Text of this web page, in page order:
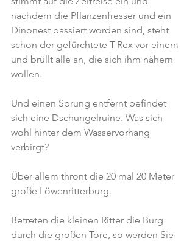
nachdem die Pflanzenfresser und ein
Dinonest passiert worden sind, steht
schon der gefürchtete T-Rex vor einem
und brüllt alle an, die sich ihm nähern
wollen.
Und einen Sprung entfernt befindet
sich eine Dschungelruine. Was sich
wohl hinter dem Wasservorhang
verbirgt?
Über allem thront die 20 mal 20 Meter
große Löwenritterburg.
Betreten die kleinen Ritter die Burg
durch die großen Tore, so werden Sie